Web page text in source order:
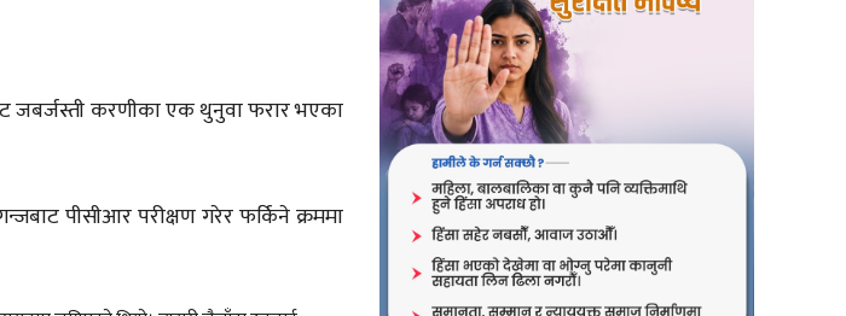
जबर्जस्ती करणीका एक थुनुवा फरार भएका
पीसीआर परीक्षण गरेर फर्किने क्रममा